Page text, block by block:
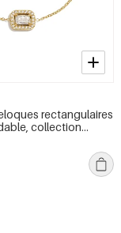
rectangulaires
collection
bijoux pour